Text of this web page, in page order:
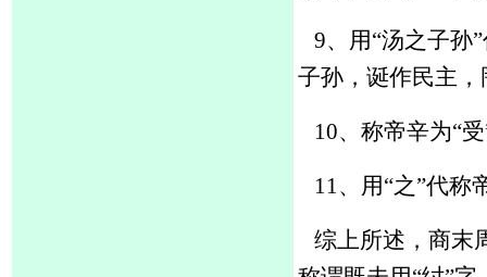
9、 用“汤之子孙
子孙，诞作民主，
10、 称帝辛为“
11、 用“之”代称
综上所述，商末